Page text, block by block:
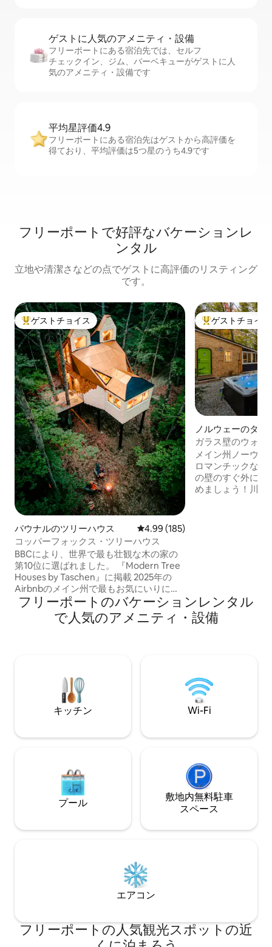
ゲストに人⁠気⁠のア⁠メ⁠ニ⁠テ⁠ィ・設⁠備
フリーポートにある宿泊先では、セ⁠ル⁠フ
チ⁠ェ⁠ッ⁠ク⁠イ⁠ン、ジム、バーベキューがゲストに人
気のアメニティ・設備です
平均星評価4.9
フリーポートにある宿泊先はゲストから高評価を
得ており、平均評価は5つ星のうち4.9です
フリーポートで好評なバケーションレ
ンタル
立地や清潔さなどの点でゲストに高評価のリスティング
です。
大好評のゲストチョイスです。
ゲストチョイス
パウナルのツリーハウス レビュー185件、5つ星中4.99つ
4.99 (185)
コッパーフォックス・ツリーハウス
BBCにより、世界で最も壮観な木の家の
第10位に選ばれました。 『Modern Tree
Houses by Taschen』に掲載 2025年の
Airbnbのメイン州で最もお気にいりに登
録された宿泊先！ アカギツネの頭の形を
したこのツリーハウスの幻想的な雰囲気
と職人技を、ぜひご体験ください。この
@thecopperfoxtreehouseをフォローし
て、私たちの旅をご覧ください。
大好評のゲスト
ゲストチョイス
ノルウェーのタイ
ス
ガラス壁のウォー
ジー暖炉のある小
メイン州ノーウェ
ロマンチックな
の壁のすぐ外に流
めましょう！川の
ーリバーでのスキ
でのアドベンチャ
チックな隠れ家。
フリーポートのバケーションレンタル
で人気のアメニティ・設備
キッチン Wi-Fi
プール
敷地内無料駐⁠車
ス⁠ペ⁠ー⁠ス
エアコン
フリーポートの人気観光スポットの近